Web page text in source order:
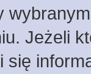
Jeżeli
się